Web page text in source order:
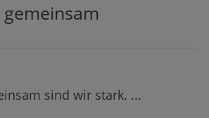
gemeinsam
sind wir stark. ...